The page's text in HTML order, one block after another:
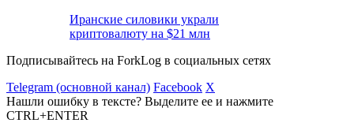
Иранские силовики украли
криптовалюту на $21 млн
Подписывайтесь на ForkLog в социальных сетях
Telegram (основной канал) Facebook X
Нашли ошибку в тексте? Выделите ее и нажмите
CTRL+ENTER